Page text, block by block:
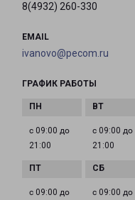
8(4932) 260-330
EMAIL
ivanovo@pecom.ru
ГРАФИК РАБОТЫ
с 09:00 до
21:00
с 09:00 до
21:00
с 09:00 до
с 09:00 до